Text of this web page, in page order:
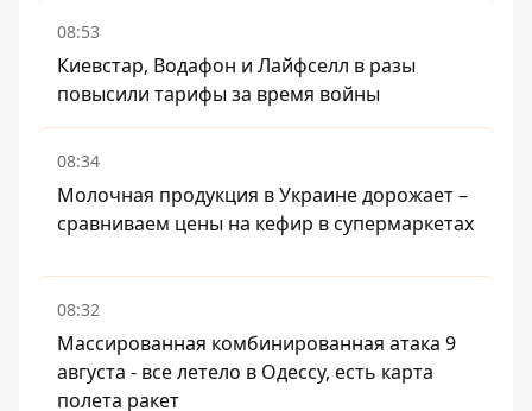
08:53
Киевстар, Водафон и Лайфселл в разы
повысили тарифы за время войны
08:34
Молочная продукция в Украине дорожает –
сравниваем цены на кефир в супермаркетах
08:32
Массированная комбинированная атака 9
августа - все летело в Одессу, есть карта
полета ракет